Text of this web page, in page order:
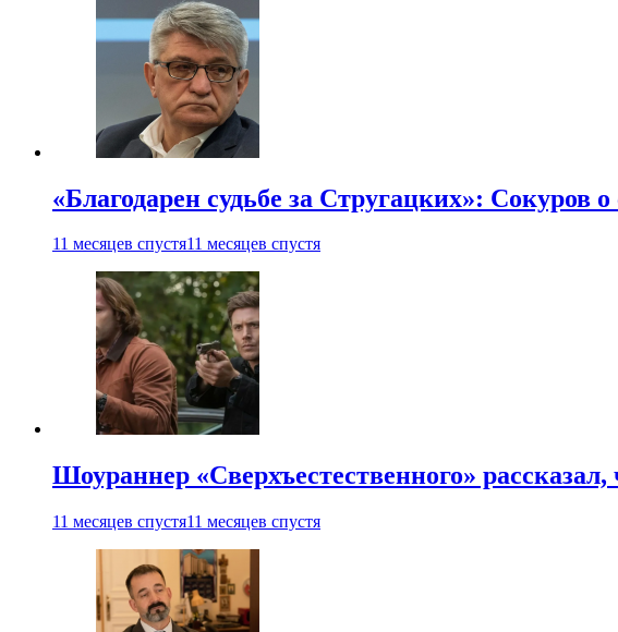
«Благодарен судьбе за Стругацких»: Сокуров
11 месяцев спустя11 месяцев спустя
Шоураннер «Сверхъестественного»
11 месяцев спустя11 месяцев спустя